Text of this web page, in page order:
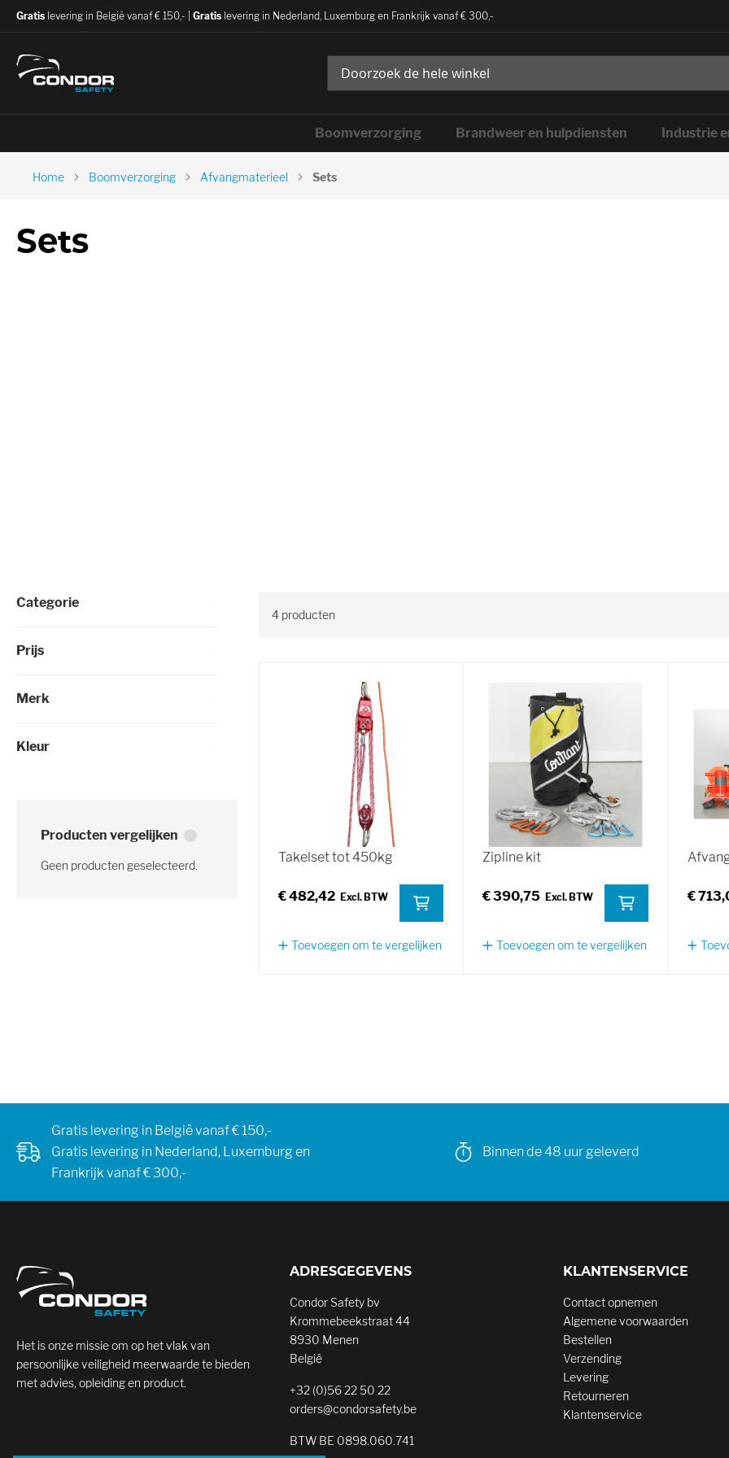
Gratis levering in België vanaf € 150,- | Gratis levering in Nederland, Luxemburg en Frankrijk vanaf € 300,-
Boomverzorging Brandweer en hulpdiensten Industrie
Home Boomverzorging Afvangmaterieel Sets
Sets
4producten
Takelset tot 450kg
€ 482,42
Toevoegen om te vergelijken
Zipline kit
€ 390,75
Toevoegen om te vergelijken
€
Selectie verfijnen
Categorie
Prijs
Merk
Kleur
Producten vergelijken
Geen producten geselecteerd.
Gratis levering in België vanaf € 150,-
Gratis levering in Nederland, Luxemburg en
Frankrijk vanaf € 300,-
Binnen de 48 uur geleverd
Het is onze missie om op het vlak van
persoonlijke veiligheid meerwaarde te bieden
met advies, opleiding en product.
ADRESGEGEVENS
Condor Safety bv
Krommebeekstraat 44
8930 Menen
België
+32 (0)56 22 50 22
orders@condorsafety.be
BTW BE 0898.060.741
KLANTENSERVICE
Contact opnemen
Algemene voorwaarden
Bestellen
Verzending
Levering
Retourneren
Klantenservice